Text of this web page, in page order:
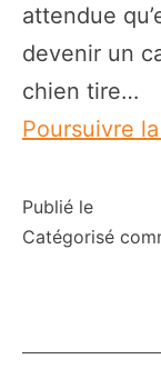
attendue
devenir un
chien tire…
Poursuivre
Publié le
Catégorisé